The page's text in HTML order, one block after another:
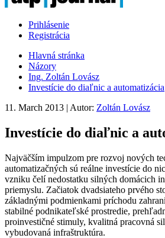
Prihlásenie
Registrácia
Hlavná stránka
Názory
Ing. Zoltán Lovász
Investície do diaľnic a automatizácia
11. March 2013 | Autor: Zoltán Lovász
Investície do diaľnic a
Najväčším impulzom pre rozvoj nových
automatizačných sú reálne investície do
vzniku čelí nedostatku silných ­domácich
priemyslu. Začiatok dvadsiateho prvého
základnými podmienkami príchodu
stabilné podnikateľské prostredie,
proinvestičné stimuly, kvalitná pracovná
vybudovaná­ ­infraštruktúra.